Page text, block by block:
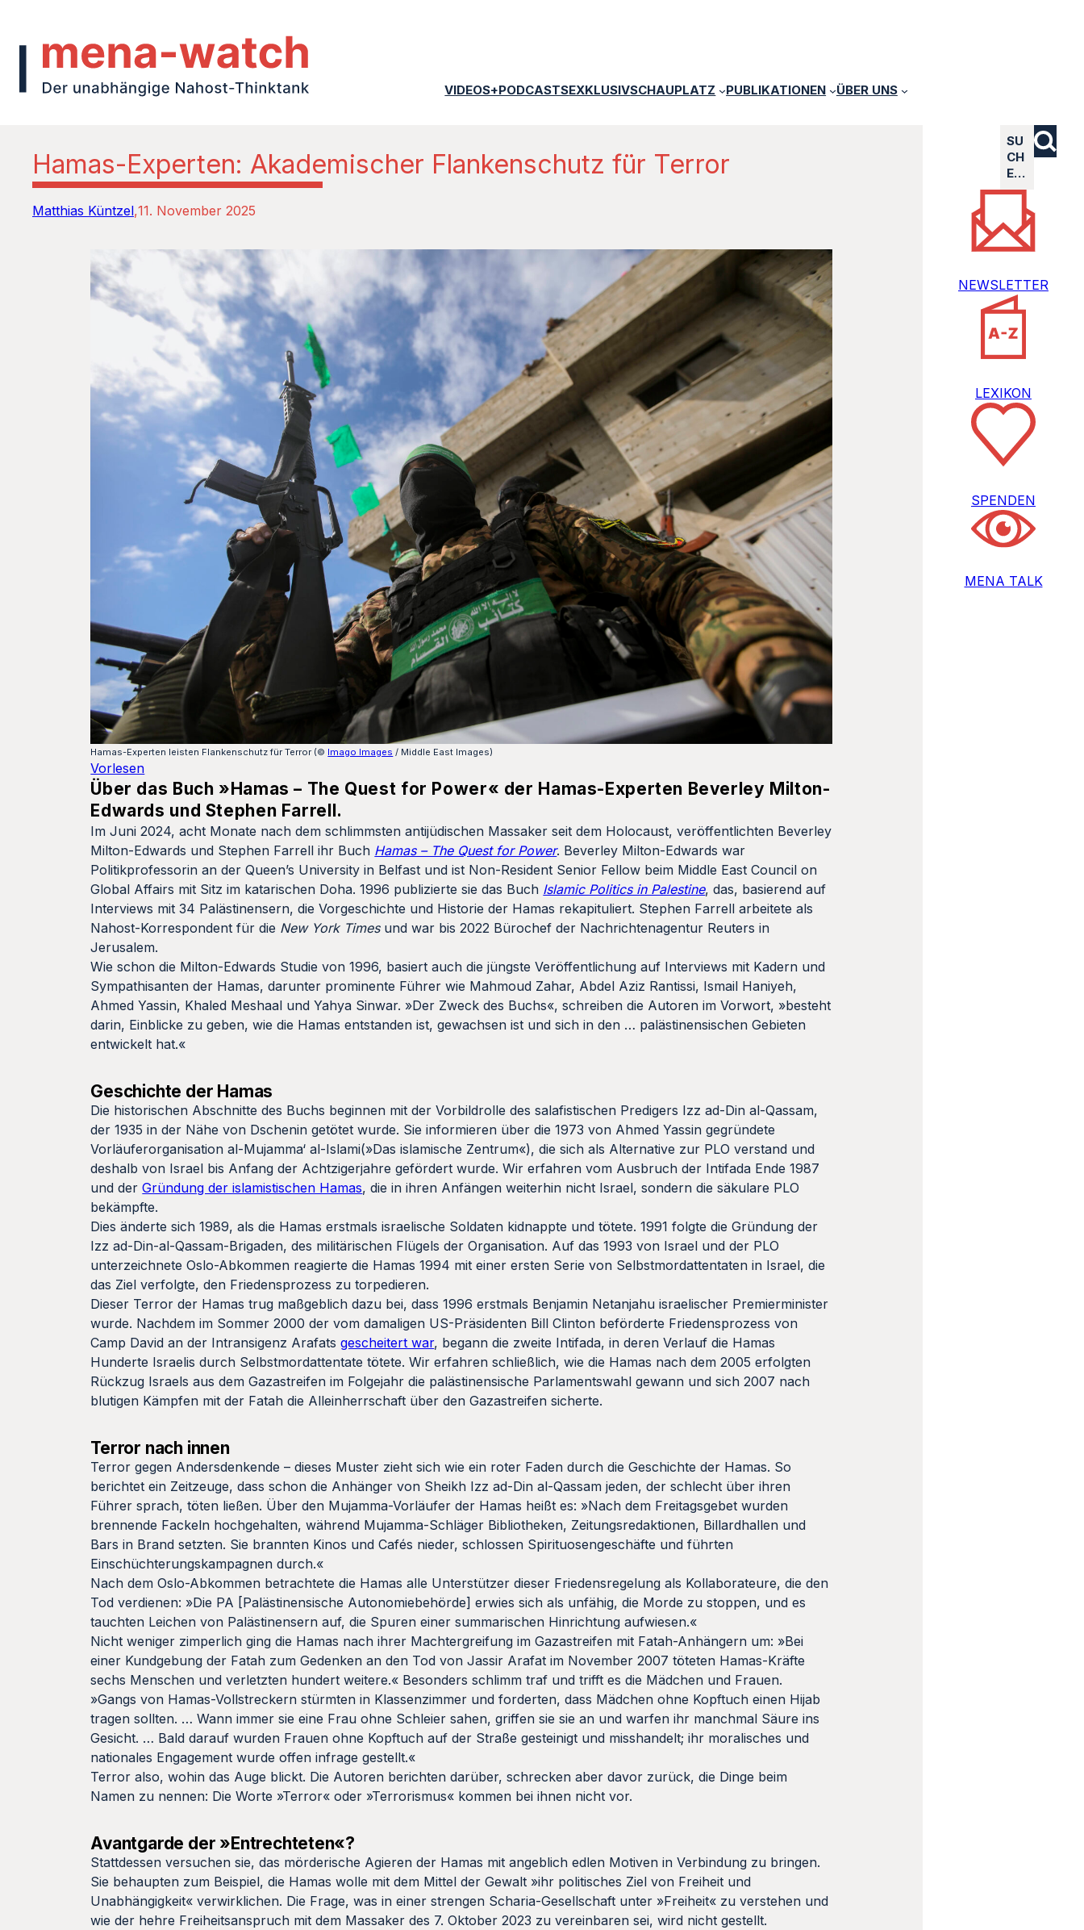
VIDEOS+PODCASTSEXKLUSIVSCHAUPLATZ PUBLIKATIONEN ÜBER UNS
Hamas-Experten: Akademischer Flankenschutz für Terror
Matthias Küntzel 11. November 2025
Hamas-Experten leisten Flankenschutz für Terror (© Imago Images / Middle East Images)
Vorlesen
Über das Buch »Hamas – The Quest for Power« der Hamas-Experten Beverley Milton-
Edwards und Stephen Farrell.
Im Juni 2024, acht Monate nach dem schlimmsten antijüdischen Massaker seit dem Holocaust, veröffentlichten Beverley
Milton-Edwards und Stephen Farrell ihr Buch Hamas – The Quest for Power. Beverley Milton-Edwards war
Politikprofessorin an der Queen’s University in Belfast und ist Non-Resident Senior Fellow beim Middle East Council on
Global Affairs mit Sitz im katarischen Doha. 1996 publizierte sie das Buch Islamic Politics in Palestine, das, basierend auf
Interviews mit 34 Palästinensern, die Vorgeschichte und Historie der Hamas rekapituliert. Stephen Farrell arbeitete als
Nahost-Korrespondent für die New York Times und war bis 2022 Bürochef der Nachrichtenagentur Reuters in
Jerusalem.
Wie schon die Milton-Edwards Studie von 1996, basiert auch die jüngste Veröffentlichung auf Interviews mit Kadern und
Sympathisanten der Hamas, darunter prominente Führer wie Mahmoud Zahar, Abdel Aziz Rantissi, Ismail Haniyeh,
Ahmed Yassin, Khaled Meshaal und Yahya Sinwar. »Der Zweck des Buchs«, schreiben die Autoren im Vorwort, »besteht
darin, Einblicke zu geben, wie die Hamas entstanden ist, gewachsen ist und sich in den … palästinensischen Gebieten
entwickelt hat.«
Geschichte der Hamas
Die historischen Abschnitte des Buchs beginnen mit der Vorbildrolle des salafistischen Predigers Izz ad-Din al-Qassam,
der 1935 in der Nähe von Dschenin getötet wurde. Sie informieren über die 1973 von Ahmed Yassin gegründete
Vorläuferorganisation al-Mujamma‘ al-Islami(»Das islamische Zentrum«), die sich als Alternative zur PLO verstand und
deshalb von Israel bis Anfang der Achtzigerjahre gefördert wurde. Wir erfahren vom Ausbruch der Intifada Ende 1987
und derGründung der islamistischen Hamas, die in ihren Anfängen weiterhin nicht Israel, sondern die säkulare PLO
bekämpfte.
Dies änderte sich 1989, als die Hamas erstmals israelische Soldaten kidnappte und tötete. 1991 folgte die Gründung der
Izz ad-Din-al-Qassam-Brigaden, des militärischen Flügels der Organisation. Auf das 1993 von Israel und der PLO
unterzeichnete Oslo-Abkommen reagierte die Hamas 1994 mit einer ersten Serie von Selbstmordattentaten in Israel, die
das Ziel verfolgte, den Friedensprozess zu torpedieren.
Dieser Terror der Hamas trug maßgeblich dazu bei, dass 1996 erstmals Benjamin Netanjahu israelischer Premierminister
wurde. Nachdem im Sommer 2000 der vom damaligen US-Präsidenten Bill Clinton beförderte Friedensprozess von
Camp David an der Intransigenz Arafatsgescheitert war, begann die zweite Intifada, in deren Verlauf die Hamas
Hunderte Israelis durch Selbstmordattentate tötete. Wir erfahren schließlich, wie die Hamas nach dem 2005 erfolgten
Rückzug Israels aus dem Gazastreifen im Folgejahr die palästinensische Parlamentswahl gewann und sich 2007 nach
blutigen Kämpfen mit der Fatah die Alleinherrschaft über den Gazastreifen sicherte.
Terror nach innen
Terror gegen Andersdenkende – dieses Muster zieht sich wie ein roter Faden durch die Geschichte der Hamas. So
berichtet ein Zeitzeuge, dass schon die Anhänger von Sheikh Izz ad-Din al-Qassam jeden, der schlecht über ihren
Führer sprach, töten ließen. Über den Mujamma-Vorläufer der Hamas heißt es: »Nach dem Freitagsgebet wurden
brennende Fackeln hochgehalten, während Mujamma-Schläger Bibliotheken, Zeitungsredaktionen, Billardhallen und
Bars in Brand setzten. Sie brannten Kinos und Cafés nieder, schlossen Spirituosengeschäfte und führten
Einschüchterungskampagnen durch.«
Nach dem Oslo-Abkommen betrachtete die Hamas alle Unterstützer dieser Friedensregelung als Kollaborateure, die den
Tod verdienen: »Die PA [Palästinensische Autonomiebehörde] erwies sich als unfähig, die Morde zu stoppen, und es
tauchten Leichen von Palästinensern auf, die Spuren einer summarischen Hinrichtung aufwiesen.«
Nicht weniger zimperlich ging die Hamas nach ihrer Machtergreifung im Gazastreifen mit Fatah-Anhängern um: »Bei
einer Kundgebung der Fatah zum Gedenken an den Tod von Jassir Arafat im November 2007 töteten Hamas-Kräfte
sechs Menschen und verletzten hundert weitere.« Besonders schlimm traf und trifft es die Mädchen und Frauen.
»Gangs von Hamas-Vollstreckern stürmten in Klassenzimmer und forderten, dass Mädchen ohne Kopftuch einen Hijab
tragen sollten. … Wann immer sie eine Frau ohne Schleier sahen, griffen sie sie an und warfen ihr manchmal Säure ins
Gesicht. … Bald darauf wurden Frauen ohne Kopftuch auf der Straße gesteinigt und misshandelt; ihr moralisches und
nationales Engagement wurde offen infrage gestellt.«
Terror also, wohin das Auge blickt. Die Autoren berichten darüber, schrecken aber davor zurück, die Dinge beim
Namen zu nennen: Die Worte »Terror« oder »Terrorismus« kommen bei ihnen nicht vor.
Avantgarde der »Entrechteten«?
Stattdessen versuchen sie, das mörderische Agieren der Hamas mit angeblich edlen Motiven in Verbindung zu bringen.
Sie behaupten zum Beispiel, die Hamas wolle mit dem Mittel der Gewalt »ihr politisches Ziel von Freiheit und
Unabhängigkeit« verwirklichen. Die Frage, was in einer strengen Scharia-Gesellschaft unter »Freiheit« zu verstehen und
wie der hehre Freiheitsanspruch mit dem Massaker des 7. Oktober 2023 zu vereinbaren sei, wird nicht gestellt.
SU
CH
E…
NEWSLETTER
LEXIKON
SPENDEN
MENA TALK